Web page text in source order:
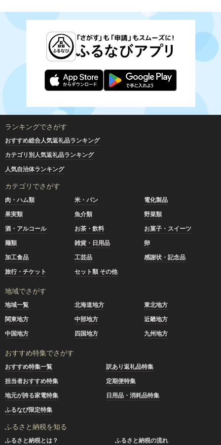
ランキングでさがす
おすすめ総合人気返礼品ランキング
カテゴリ別人気返礼品ランキング
人気自治体ランキング
カテゴリでさがす
肉・ハム類 米・パン
電化製品
果実類
魚介類
野菜類
酒・アルコール
お茶・飲料
お菓子・スイーツ
麺類
雑貨・日用品
卵
加工食品
工芸品
感謝状・記念品
旅行・チケット
セット類 その他
地域でさがす
地域一覧 北海道地方
東北地方
関東地方
中部地方
近畿地方
中国地方
四国地方 九州地方
おすすめ特集でさがす
おすすめ特集一覧
訳あり返礼品特集
担当者おすすめ特集
定期便特集
地元が誇る家電特集
日用品・消耗品特集
ふるなび限定特集
ふるさと納税を知る
ふるさと納税とは？
ふるさと納税の流れ